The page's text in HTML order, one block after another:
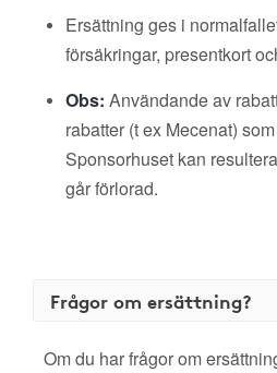
Ersättning ges i
försäkringar, presentkort
Obs: Användande av
rabatter (t ex Mecenat)
Sponsorhuset kan
går förlorad.
Frågor om ersättning?
Om du har frågor om